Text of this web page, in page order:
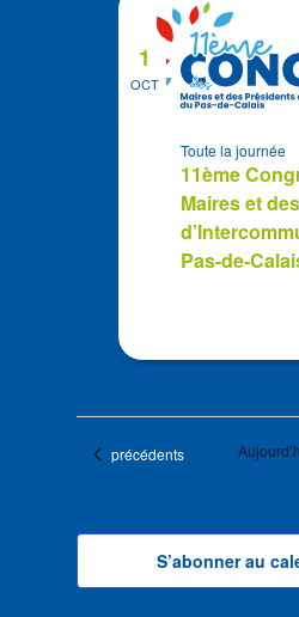
OCT
1
11ème
Maires et
Pas-de-
Toute la journée
Évènements
précédents
S’abonner au